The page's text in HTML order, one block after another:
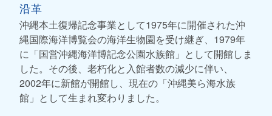
沿革
沖縄本土復帰記念事業として1975年に開催された沖
縄国際海洋博覧会の海洋生物園を受け継ぎ、1979年
に「国営沖縄海洋博記念公園水族館」として開館しま
した。その後、老朽化と入館者数の減少に伴い、
2002年に新館が開館し、現在の「沖縄美ら海水族
館」として生まれ変わりました。